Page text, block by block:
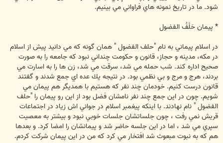
شود. ما در تاريخ نمونه هاي فراواني مي بينيم.
* پيمان حَلْفُ الفضول
در اسلام پيماني به نام "حلف الفضول " همان گونه كه مي دانيد پيش از اسلام
در مكه، مدينه و حجاز، قانون و حكومت چنداني نبود كه جامعه را به صورت
صحيح اداره كند. شب حمله مي شد، سرقت مي شد، زن ها را به اسارت مي
بردند، هرج و مرج و بي نظمي بود. در نتيجه يك عده اي جمع شدند و گفتند
قانون درست كنيم. خودمان چند نفر كه هستيم با همديگر هم پيمان مي
شويم. چون در اين جمع چند نفر نامشان فضل بود از اين رو پيمان را "حلف
الفضول " نام نهادند. با اينكه پيغمبر اسلام در جواني اش زياد در اجتماعات
قريش نمي رفت ، چون جلساتشان جلسات خوبي نبود و بيشتر به معصيت
سپري مي شد ، اما در اين جلسه حاضر شد و پيمانشان را امضا كرد. و بعدها
هم كه به نبوت مبعوث شد افتخار مي كرد كه من در اين پيمان شركت كردم.